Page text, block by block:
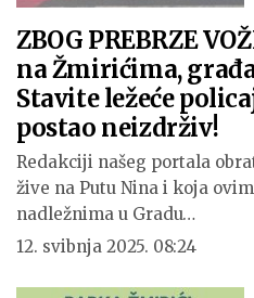
ZBOG PREBRZE
na Žmirićima,
Stavite ležeće
postao neizdrživ!
Redakciji našeg portala
žive na Putu Nina i koja
nadležnima u Gradu…
12. svibnja 2025. 08:24